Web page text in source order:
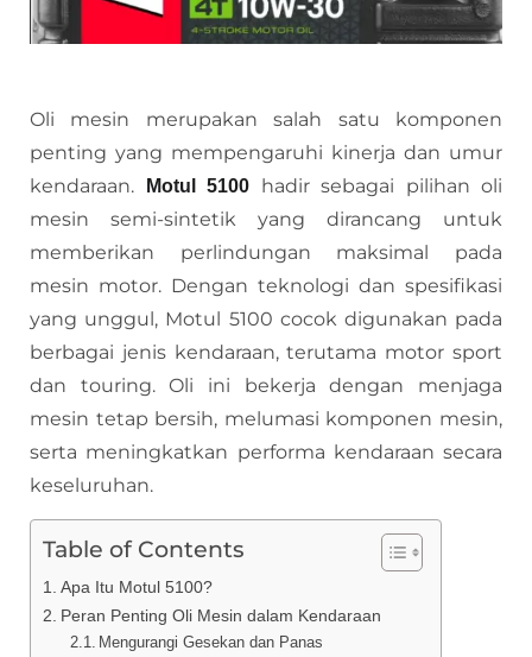
Oli mesin merupakan salah satu komponen
penting yang mempengaruhi kinerja dan umur
kendaraan.
Motul 5100 hadir sebagai pilihan oli
mesin semi-sintetik yang dirancang untuk
memberikan perlindungan maksimal pada
mesin motor. Dengan teknologi dan spesifikasi
yang unggul, Motul 5100 cocok digunakan pada
berbagai jenis kendaraan, terutama motor sport
dan touring. Oli ini bekerja dengan menjaga
mesin tetap bersih, melumasi komponen mesin,
serta meningkatkan performa kendaraan secara
keseluruhan.
Table of Contents
Apa Itu Motul 5100?
Peran Penting Oli Mesin dalam Kendaraan
Mengurangi Gesekan dan Panas